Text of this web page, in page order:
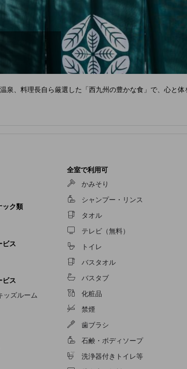
、料理長自ら厳選した「西九州の豊かな食」で、心と
ック類
ビス
ビス
ッズルーム
全室で利用可
かみそり
シャンプー・リンス
タオル
テレビ（無料）
トイレ
バスタオル
バスタブ
化粧品
禁煙
歯ブラシ
石鹸・ボディソープ
洗浄器付きトイレ等